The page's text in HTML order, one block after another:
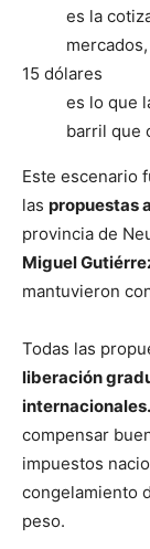
es la
15 dólares
es lo que
barril que
Este escenario
las propuestas
provincia de
Miguel
mantuvieron
Todas las
liberación
internacionales.
compensar
impuestos
congelamiento
peso.